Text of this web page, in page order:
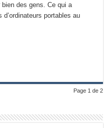
des gens. Ce qui a
portables au
Page 1 de 2